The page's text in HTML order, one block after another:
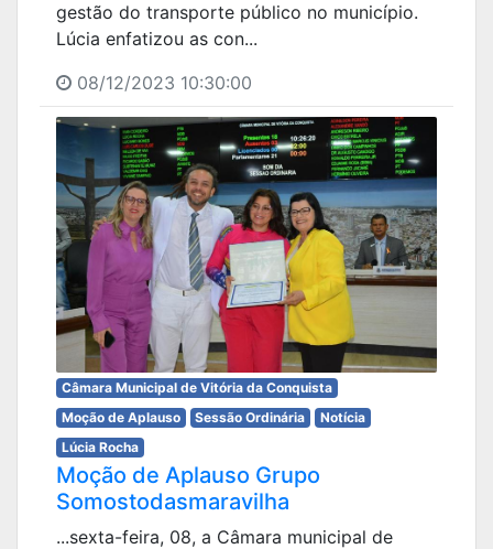
gestão do transporte público no município.
Lúcia enfatizou as con...
08/12/2023 10:30:00
Câmara Municipal de Vitória da Conquista
Moção de Aplauso
Sessão Ordinária
Notícia
Lúcia Rocha
Moção de Aplauso Grupo
Somostodasmaravilha
...sexta-feira, 08, a Câmara municipal de